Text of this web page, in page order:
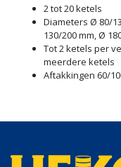
2 tot 20 ketels
Diameters Ø 80/
130/200 mm, Ø
Tot 2 ketels per
meerdere ketels
Aftakkingen 60/